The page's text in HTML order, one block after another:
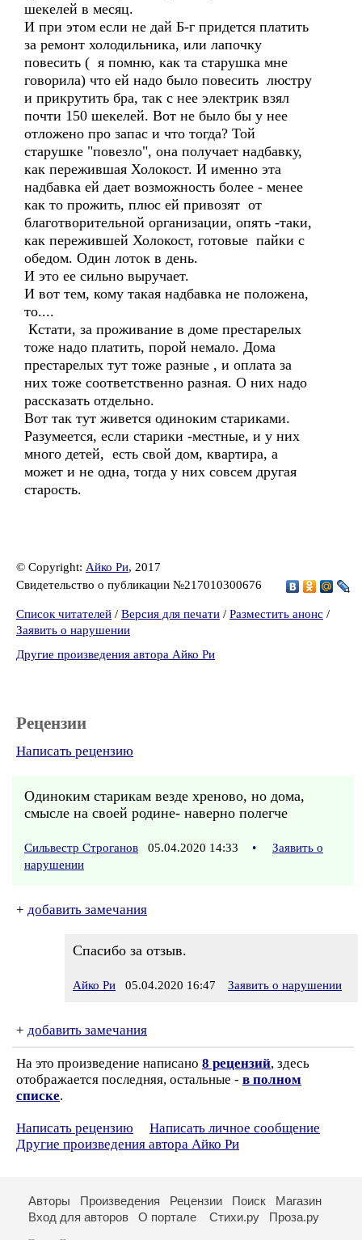
шекелей в месяц.
И при этом если не дай Б-г придется платить
за ремонт холодильника, или лапочку
повесить ( я помню, как та старушка мне
говорила) что ей надо было повесить люстру
и прикрутить бра, так с нее электрик взял
почти 150 шекелей. Вот не было бы у нее
отложено про запас и что тогда? Той
старушке "повезло", она получает надбавку,
как пережившая Холокост. И именно эта
надбавка ей дает возможность более - менее
как то прожить, плюс ей привозят от
благотворительной организации, опять -таки,
как пережившей Холокост, готовые пайки с
обедом. Один лоток в день.
И это ее сильно выручает.
И вот тем, кому такая надбавка не положена,
то....
Кстати, за проживание в доме престарелых
тоже надо платить, порой немало. Дома
престарелых тут тоже разные , и оплата за
них тоже соответственно разная. О них надо
рассказать отдельно.
Вот так тут живется одиноким стариками.
Разумеется, если старики -местные, и у них
много детей, есть свой дом, квартира, а
может и не одна, тогда у них совсем другая
старость.
© Copyright: Айко Ри, 2017
Свидетельство о публикации №217010300676
Список читателей / Версия для печати / Разместить анонс /
Заявить о нарушении
Другие произведения автора Айко Ри
Рецензии
Написать рецензию
Одиноким старикам везде хреново, но дома,
смысле на своей родине- наверно полегче
Сильвестр Строганов 05.04.2020 14:33 •
Заявить о
нарушении
+ добавить замечания
Спасибо за отзыв.
Айко Ри 05.04.2020 16:47 Заявить о нарушении
+ добавить замечания
На это произведение написано 8 рецензий, здесь
отображается последняя, остальные - в полном
списке.
Написать рецензию
Написать личное сообщение
Другие произведения автора Айко Ри
Авторы Произведения Рецензии Поиск
Магазин
Вход для авторов
О портале Стихи.ру Проза.ру